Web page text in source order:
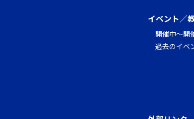
イベント／
開催中～開
過去のイベ